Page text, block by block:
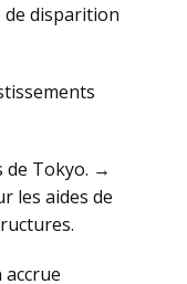
disparition
de Tokyo. →
les aides de